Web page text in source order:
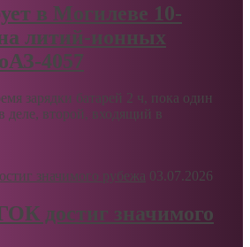
в Могилеве 10-
литий-ионных
4057
зарядки батарей 2 ч, пока один
деле, второй, входящий в
03.07.2026
достиг значимого